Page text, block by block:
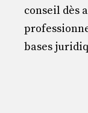
conseil dès
bases